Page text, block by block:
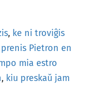
, ke ni troviĝis
prenis Pietron en
mia estro
, kiu preskaŭ jam